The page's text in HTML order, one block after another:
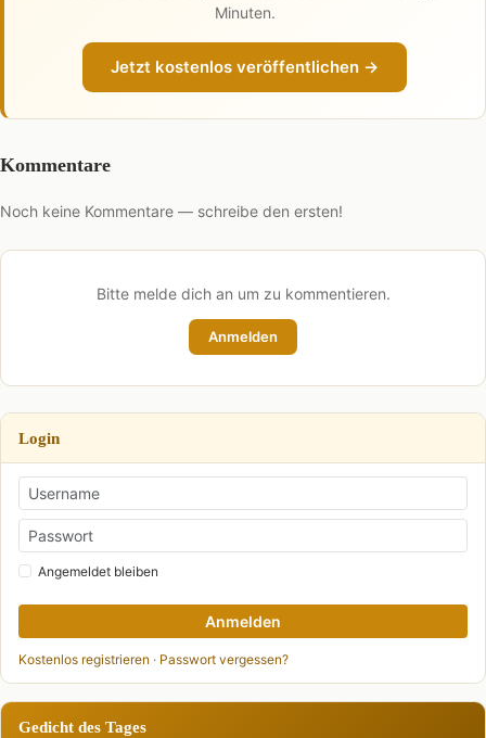
Minuten.
Jetzt kostenlos veröffentlichen →
Kommentare
Noch keine Kommentare — schreibe den ersten!
Bitte melde dich an um zu kommentieren.
Anmelden
Login
Angemeldet bleiben
Anmelden
Kostenlos registrieren · Passwort vergessen?
Gedicht des Tages